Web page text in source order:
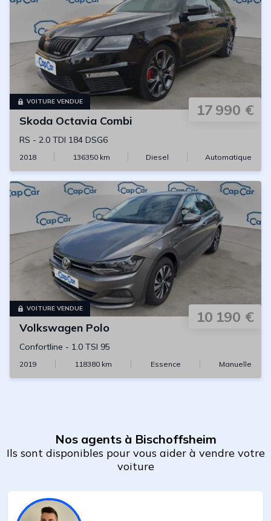
VOITURE VENDUE 17 990 €
Skoda Octavia Combi
RS - 2.0 TDI 184 DSG6
2018 136350km Diesel Automatique
VOITURE VENDUE 10 190 €
Volkswagen Polo
Confortline - 1.0 TSI 95
2019 118380 km Essence Manuelle
Nos agents à Bischoffsheim
Ils sont disponibles pour vous aider à vendre votre
voiture